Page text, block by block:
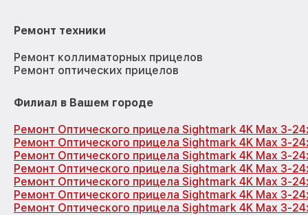
Ремонт техники
Ремонт коллиматорных прицелов
Ремонт оптических прицелов
Филиал в Вашем городе
Ремонт Оптического прицела Sightmark 4K Max 3-
Ремонт Оптического прицела Sightmark 4K Max 3-
Ремонт Оптического прицела Sightmark 4K Max 3-
Ремонт Оптического прицела Sightmark 4K Max 3-
Ремонт Оптического прицела Sightmark 4K Max 3-
Ремонт Оптического прицела Sightmark 4K Max 3-
Ремонт Оптического прицела Sightmark 4K Max 3-